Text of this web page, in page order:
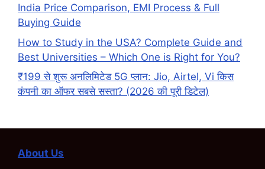
India Price Comparison, EMI Process & Full
Buying Guide
How to Study in the USA? Complete Guide and
Best Universities – Which One is Right for You?
₹199 से शुरू अनलिमिटेड 5G प्लान: Jio, Airtel, Vi किस
कंपनी का ऑफर सबसे सस्ता? (2026 की पूरी डिटेल)
About Us